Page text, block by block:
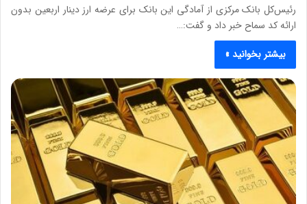
رئیس‌کل بانک مرکزی از آمادگی این بانک برای عرضه ارز دینار اربعین بدون
ارائه کد سماح خبر داد و گفت:…
بیشتر بخوانید »